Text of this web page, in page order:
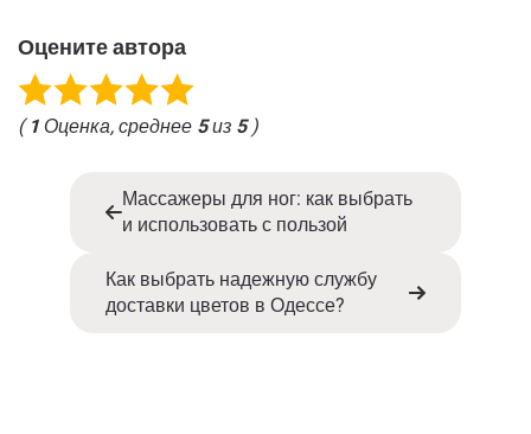
Оцените автора
( 1 Оценка, среднее 5из 5)
Массажеры для ног: как выбрать
и использовать с пользой
Как выбрать надежную службу
доставки цветов в Одессе?